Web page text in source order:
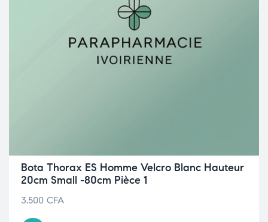
Bota Thorax ES Homme Velcro Blanc Hauteur
20cm Small -80cm Pièce 1
3.500 CFA